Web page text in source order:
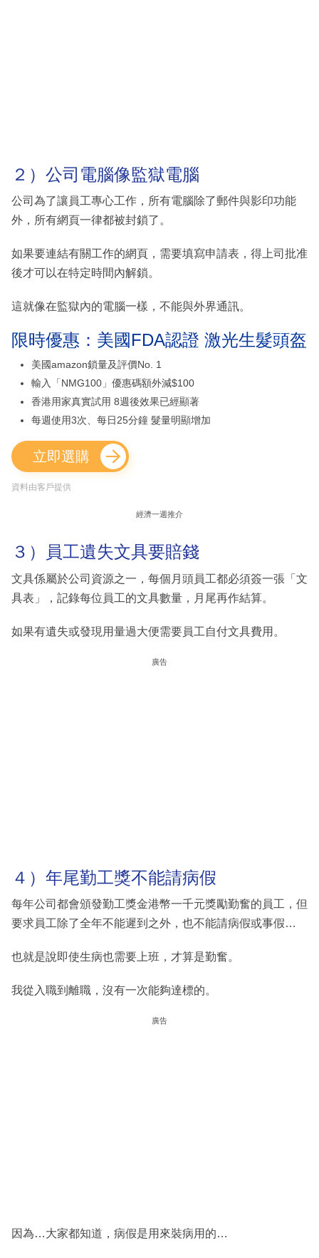
２）公司電腦像監獄電腦
公司為了讓員工專心工作，所有電腦除了郵件與影印功能
外，所有網頁一律都被封鎖了。
如果要連結有關工作的網頁，需要填寫申請表，得上司批准
後才可以在特定時間內解鎖。
這就像在監獄內的電腦一樣，不能與外界通訊。
限時優惠：美國FDA認證 激光生髮頭盔
美國amazon鎖量及評價No. 1
輸入「NMG100」優惠碼額外減$100
香港用家真實試用 8週後效果已經顯著
每週使用3次、每日25分鐘 髮量明顯增加
立即選購
資料由客戶提供
經濟一週推介
３）員工遺失文具要賠錢
文具係屬於公司資源之一，每個月頭員工都必須簽一張「文
具表」，記錄每位員工的文具數量，月尾再作結算。
如果有遺失或發現用量過大便需要員工自付文具費用。
廣告
４）年尾勤工獎不能請病假
每年公司都會頒發勤工獎金港幣一千元獎勵勤奮的員工，但
要求員工除了全年不能遲到之外，也不能請病假或事假…
也就是說即使生病也需要上班，才算是勤奮。
我從入職到離職，沒有一次能夠達標的。
廣告
因為…大家都知道，病假是用來裝病用的…